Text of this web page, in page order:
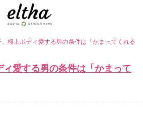
、極上ボディ愛する男の条件は「かまってくれる
ィ愛する男の条件は「かまって